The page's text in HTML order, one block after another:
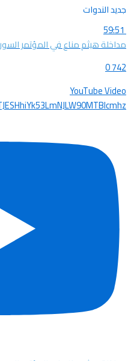
جديد الندوات
59:51
مداخلة هيثم مناع في المؤتمر
742
0
YouTube Video